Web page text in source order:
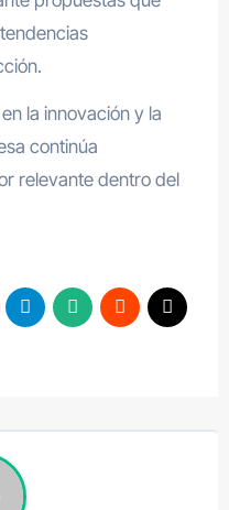
la innovación y la
continúa
relevante dentro del